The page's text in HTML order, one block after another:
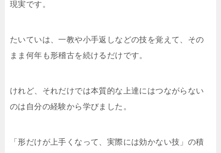
現実です。
たいていは、一教や小手返しなどの技を覚えて、その
まま何年も形稽古を続けるだけです。
けれど、それだけでは本質的な上達にはつながらない
のは自分の経験から学びました。
「形だけが上手くなって、実際には効かない技」の積